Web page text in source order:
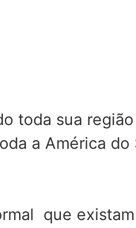
toda sua
a América
que